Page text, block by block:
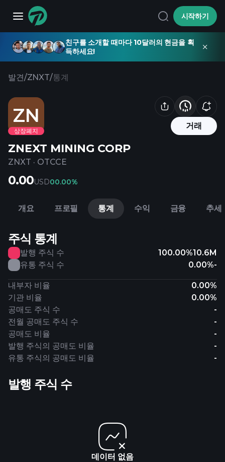
시작하기
친구를 소개할 때마다 10달러의 현금을 획
득하세요!
발견/ZNXT/통계
ZN
상장폐지
거래
ZNEXT MINING CORP
ZNXT · OTCCE
0.00USD00.00%
개요 프로필 통계 수익 금융 추세
주식 통계
발행 주식 수 100.00%10.6M
유통 주식 수
0.00%-
내부자 비율
0.00%
기관 비율
0.00%
공매도 주식 수
-
전월 공매도 주식 수
-
공매도 비율
-
발행 주식의 공매도 비율
-
유통 주식의 공매도 비율
-
발행 주식 수
데이터 없음